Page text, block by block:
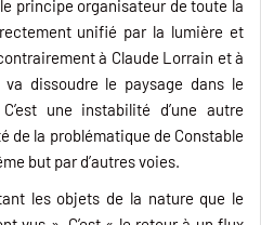
principe organisateur de toute la
unifié par la lumière et
à Claude Lorrain et à
dissoudre le paysage dans le
une instabilité d’une autre
de la problématique de Constable
but par d’autres voies.
les objets de la nature que le